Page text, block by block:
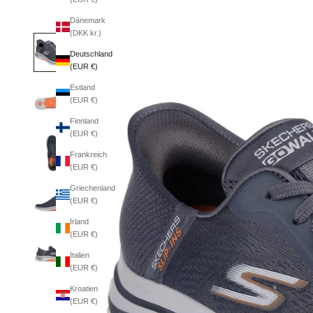
Dänemark
(DKK kr.)
Deutschland
(EUR €)
Estland
(EUR €)
Finnland
(EUR €)
Frankreich
(EUR €)
Griechenland
(EUR €)
Irland
(EUR €)
Italien
(EUR €)
Kroatien
(EUR €)